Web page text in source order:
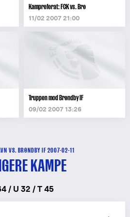
Kampreferat: FCK vs. Brø
11/02 2007 21:00
Truppen mod Brøndby IF
09/02 2007 13:26
VS. BRØNDBY IF 2007-02-11
KAMPE
/ U 32 / T 45